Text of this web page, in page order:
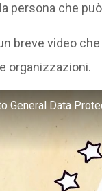
persona che
breve video
organizzazioni.
General Data